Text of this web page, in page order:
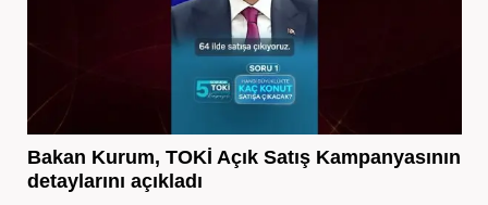
Bakan Kurum, TOKİ Açık Satış Kampanyasının
detaylarını açıkladı